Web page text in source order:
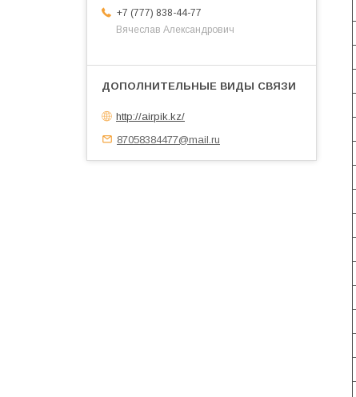
+7 (777) 838-44-77
Вячеслав Александрович
http://airpik.kz/
87058384477@mail.ru